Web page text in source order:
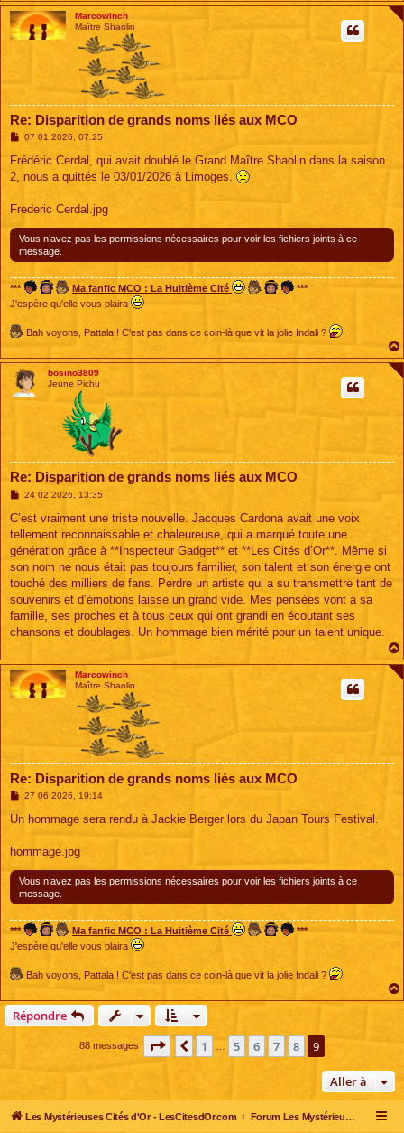
Marcowinch
Maître Shaolin
Re: Disparition de grands noms liés aux MCO
M
s
a
07 01 2026, 07:25
Frédéric Cerdal, qui avait doublé le Grand Maître Shaolin dans la saison
2, nous a quittés le 03/01/2026 à Limoges.
Frederic Cerdal.jpg
Vous n’avez pas les permissions nécessaires pour voir les fichiers joints à ce
message.
*** Ma fanfic MCO : La Huitième Cité
***
J'espère qu'elle vous plaira
Bah voyons, Pattala ! C'est pas dans ce coin-là que vit la jolie Indali ?
bosino3809
Jeune Pichu
Re: Disparition de grands noms liés aux MCO
M
s
a
g
24 02 2026, 13:35
C’est vraiment une triste nouvelle. Jacques Cardona avait une voix
tellement reconnaissable et chaleureuse, qui a marqué toute une
génération grâce à **Inspecteur Gadget** et **Les Cités d’Or**. Même si
son nom ne nous était pas toujours familier, son talent et son énergie ont
touché des milliers de fans. Perdre un artiste qui a su transmettre tant de
souvenirs et d’émotions laisse un grand vide. Mes pensées vont à sa
famille, ses proches et à tous ceux qui ont grandi en écoutant ses
chansons et doublages. Un hommage bien mérité pour un talent unique.
Marcowinch
Maître Shaolin
Re: Disparition de grands noms liés aux MCO
M
s
g
27 06 2026, 19:14
Un hommage sera rendu à Jackie Berger lors du Japan Tours Festival.
hommage.jpg
Vous n’avez pas les permissions nécessaires pour voir les fichiers joints à ce
message.
*** Ma fanfic MCO : La Huitième Cité
***
J'espère qu'elle vous plaira
Bah voyons, Pattala ! C'est pas dans ce coin-là que vit la jolie Indali ?
Répondre
88 messages Page sur
Précédente
1 5 6 7 8 9
Aller à
Les Mystérieuses Cités d'Or - LesCitesdOr.com Forum Les Mystérieuses Cités d'Or